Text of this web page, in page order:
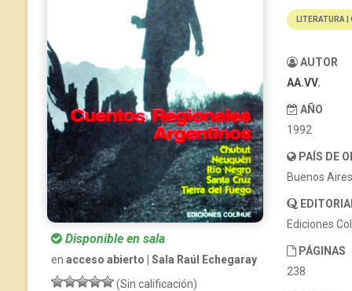
Disponible en sala
en acceso abierto | Sala Raúl Echegaray
(Sin calificación)
LITERATURA |
AUTOR
AA.VV.
AÑO
1992
PAÍS DE
Buenos
Ediciones
PÁGINAS
238